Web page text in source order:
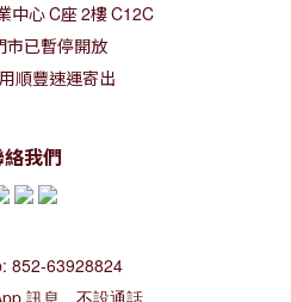
中心C座2樓C12C
市已暫停開放
順豐速運寄出
我們
852-63928824
訊息，不設通話